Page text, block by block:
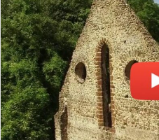
y
e
r
u
n
c
o
u